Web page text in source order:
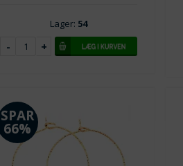
Lager: 54
SPAR
66%